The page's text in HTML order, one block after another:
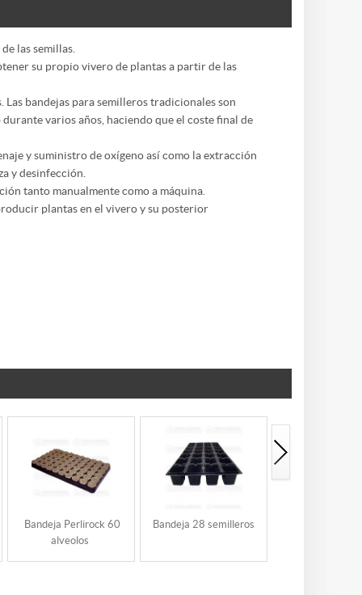
las semillas.
su propio vivero de plantas a partir de las
Las bandejas para semilleros tradicionales son
varios años, haciendo que el coste final de
y suministro de oxígeno así como la extracción
y desinfección.
tanto manualmente como a máquina.
plantas en el vivero y su posterior
Bandeja Perlirock 60
alveolos
Bandeja 28 semilleros